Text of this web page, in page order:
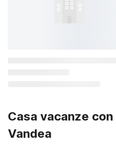
Casa vacanze
Vandea